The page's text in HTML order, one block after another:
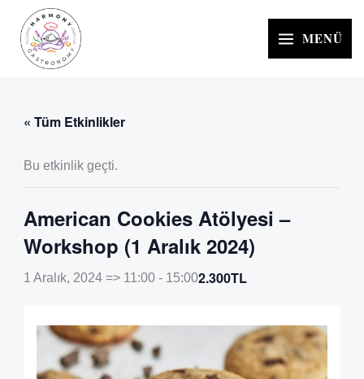
İçeriğe
MENÜ
« Tüm Etkinlikler
Bu etkinlik geçti.
American Cookies Atölyesi –
Workshop (1 Aralık 2024)
1 Aralık, 2024 => 11:00- 15:002.300TL